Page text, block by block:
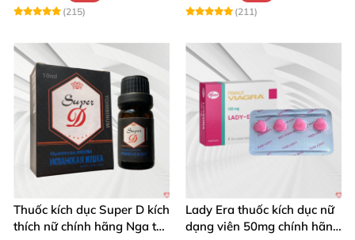
(215)
(211)
Thuốc kích dục Super D kích
thích nữ chính hãng Nga tác
Lady Era thuốc kích dục nữ
dạng viên 50mg chính hãng